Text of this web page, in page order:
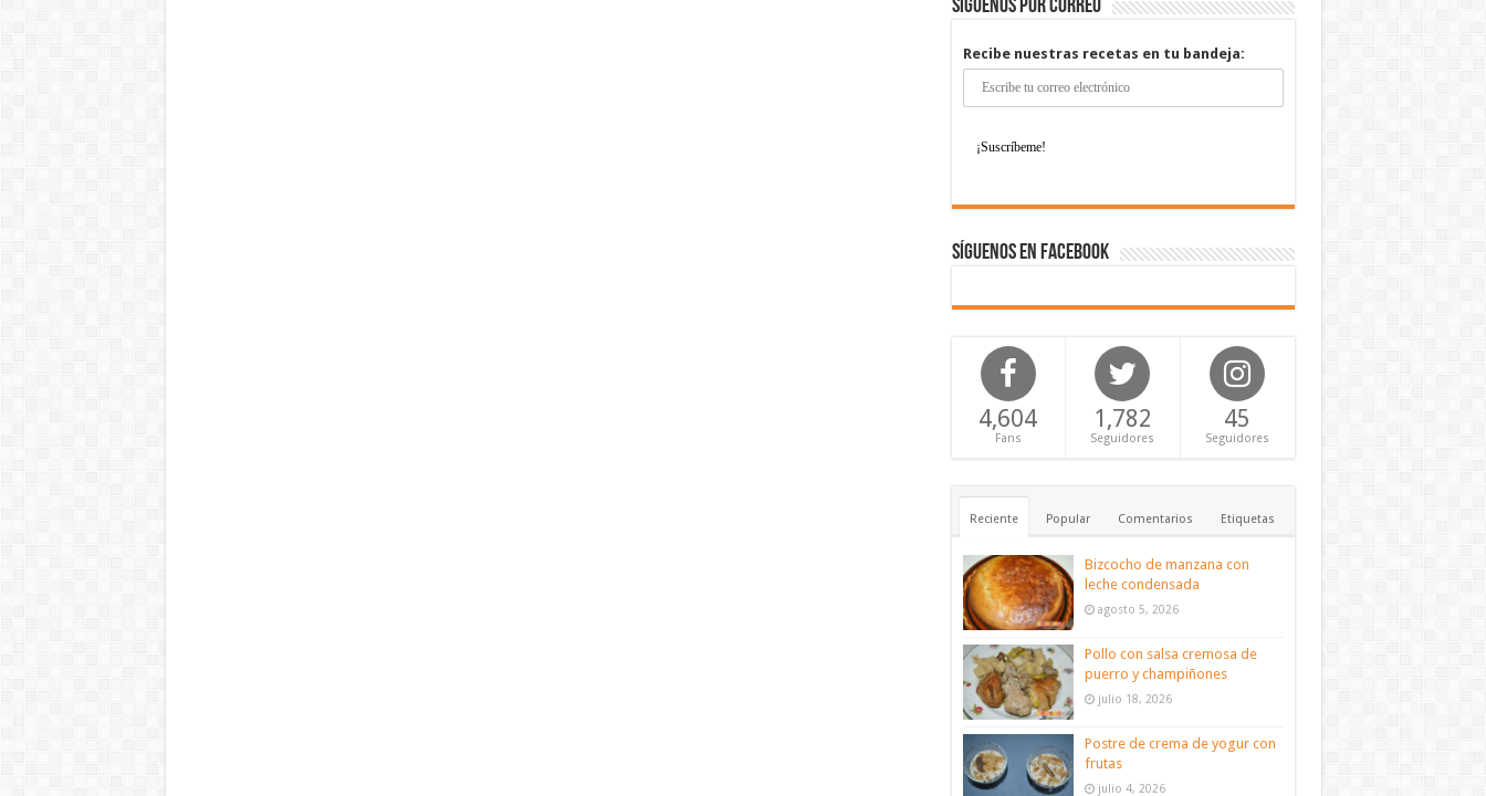
Síguenos por correo
Recibe nuestras recetas en tu bandeja:
Síguenos en Facebook
4,604
Fans
1,782
Seguidores
45
Seguidores
Reciente Popular Comentarios Etiquetas
Bizcocho de manzana con
leche condensada
agosto 5, 2026
Pollo con salsa cremosa de
puerro y champiñones
julio 18, 2026
Postre de crema de yogur con
frutas
julio 4, 2026